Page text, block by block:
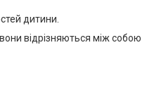
дитини.
відрізняються між собою